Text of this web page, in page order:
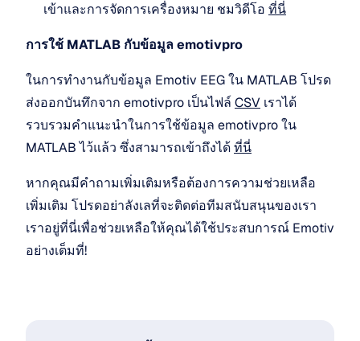
เข้าและการจัดการเครื่องหมาย ชมวิดีโอ ที่นี่
การใช้ MATLAB กับข้อมูล emotivpro
ในการทำงานกับข้อมูล Emotiv EEG ใน MATLAB โปรด
ส่งออกบันทึกจาก emotivpro เป็นไฟล์ CSV เราได้
รวบรวมคำแนะนำในการใช้ข้อมูล emotivpro ใน
MATLAB ไว้แล้ว ซึ่งสามารถเข้าถึงได้ ที่นี่
หากคุณมีคำถามเพิ่มเติมหรือต้องการความช่วยเหลือ
เพิ่มเติม โปรดอย่าลังเลที่จะติดต่อทีมสนับสนุนของเรา
เราอยู่ที่นี่เพื่อช่วยเหลือให้คุณได้ใช้ประสบการณ์ Emotiv
อย่างเต็มที่!